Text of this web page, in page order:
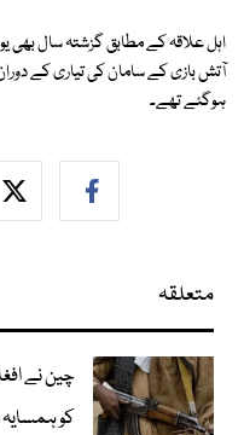
اہل علاقہ کے مطابق گزشتہ سال بھی
ہوگئے تھے۔
متعلقہ
چین نے
کو